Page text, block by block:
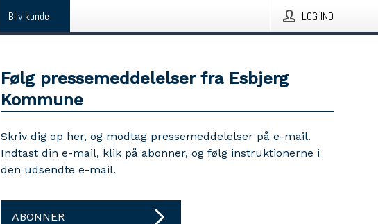
Bliv kunde LOG IND
Følg pressemeddelelser fra Esbjerg
Kommune
Skriv dig op her, og modtag pressemeddelelser på e-mail.
Indtast din e-mail, klik på abonner, og følg instruktionerne i
den udsendte e-mail.
ABONNER